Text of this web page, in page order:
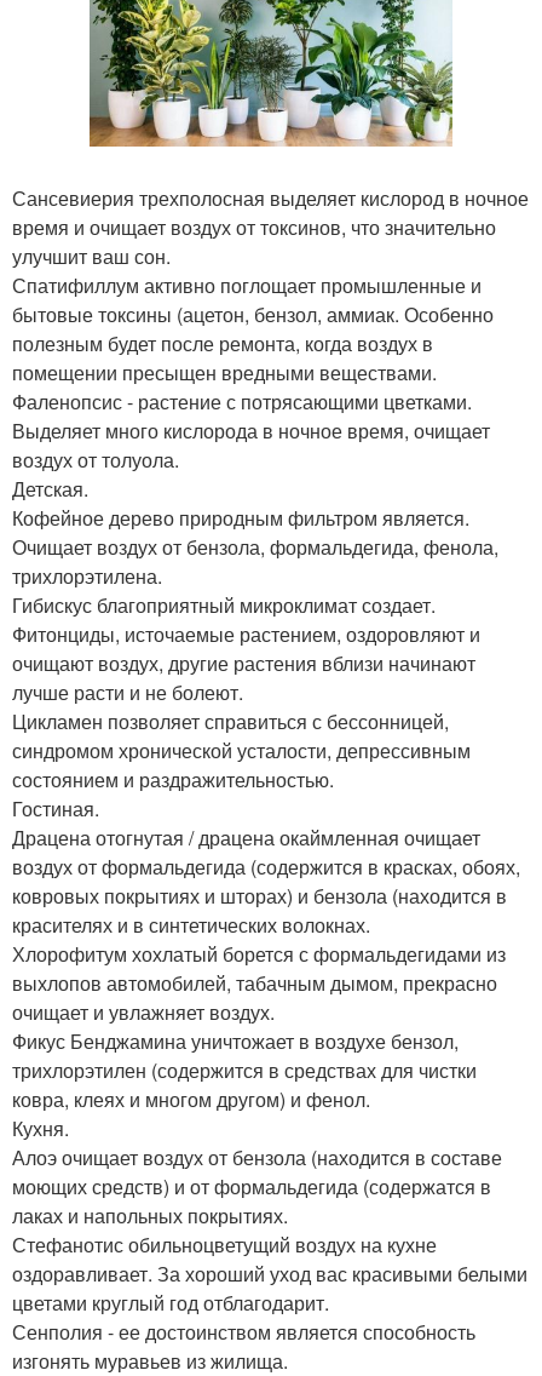
Сансевиерия трехполосная выделяет кислород в ночное
время и очищает воздух от токсинов, что значительно
улучшит ваш сон.
Спатифиллум активно поглощает промышленные и
бытовые токсины (ацетон, бензол, аммиак. Особенно
полезным будет после ремонта, когда воздух в
помещении пресыщен вредными веществами.
Фаленопсис - растение с потрясающими цветками.
Выделяет много кислорода в ночное время, очищает
воздух от толуола.
Детская.
Кофейное дерево природным фильтром является.
Очищает воздух от бензола, формальдегида, фенола,
трихлорэтилена.
Гибискус благоприятный микроклимат создает.
Фитонциды, источаемые растением, оздоровляют и
очищают воздух, другие растения вблизи начинают
лучше расти и не болеют.
Цикламен позволяет справиться с бессонницей,
синдромом хронической усталости, депрессивным
состоянием и раздражительностью.
Гостиная.
Драцена отогнутая / драцена окаймленная очищает
воздух от формальдегида (содержится в красках, обоях,
ковровых покрытиях и шторах) и бензола (находится в
красителях и в синтетических волокнах.
Хлорофитум хохлатый борется с формальдегидами из
выхлопов автомобилей, табачным дымом, прекрасно
очищает и увлажняет воздух.
Фикус Бенджамина уничтожает в воздухе бензол,
трихлорэтилен (содержится в средствах для чистки
ковра, клеях и многом другом) и фенол.
Кухня.
Алоэ очищает воздух от бензола (находится в составе
моющих средств) и от формальдегида (содержатся в
лаках и напольных покрытиях.
Стефанотис обильноцветущий воздух на кухне
оздоравливает. За хороший уход вас красивыми белыми
цветами круглый год отблагодарит.
Сенполия - ее достоинством является способность
изгонять муравьев из жилища.